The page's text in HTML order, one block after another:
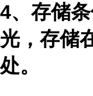
4、存储
光，存储
处。